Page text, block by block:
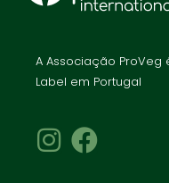
A Associação
Label em Portugal